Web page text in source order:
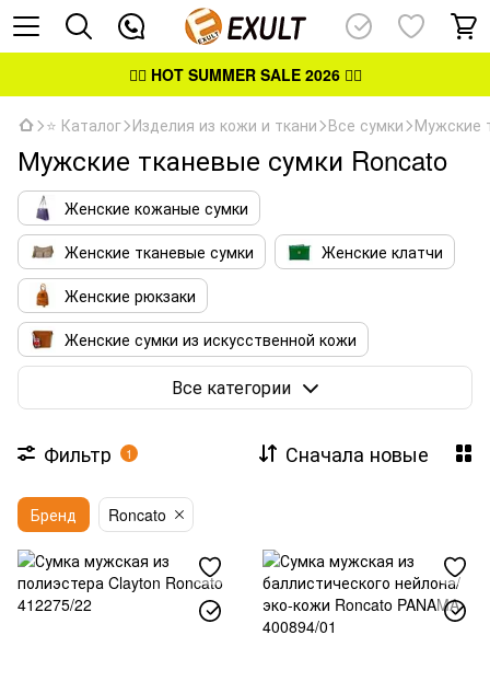
👉🏻 HOT SUMMER SALE 2026👈🏻
⭐ Каталог Изделия из кожи и ткани Все сумки Мужские
Мужские тканевые сумки Roncato
Женские кожаные сумки
Женские тканевые сумки
Женские клатчи
Женские рюкзаки
Женские сумки из искусственной кожи
Мужские кожаные сумки
Кожаные сумки-портфели
Тканевые сумки универсальные
Сумки с отделением под ноутбук
Сумки для документов формата А4
Все категории
Фильтр 1 Сначала новые
Бренд Roncato